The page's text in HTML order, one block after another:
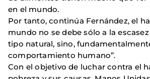
en el mundo.
Por tanto, continúa Fernández, el
mundo no se debe sólo a la
tipo natural, sino,
comportamiento humano”.
Con el objetivo de luchar contra el